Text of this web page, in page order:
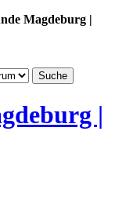
Magdeburg |